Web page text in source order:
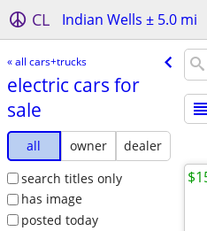
CL Indian Wells ± 5.0 mi
« all cars+trucks
electric cars for
sale
all owner
dealer
search titles only
has image
posted today